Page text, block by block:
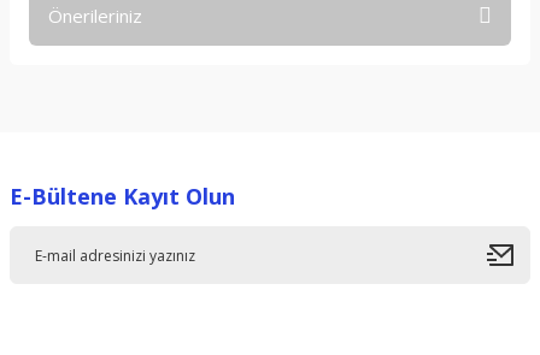
Önerileriniz
Ürün resmi kalitesiz, bozuk veya görüntülenemiyor.
E-Bültene Kayıt Olun